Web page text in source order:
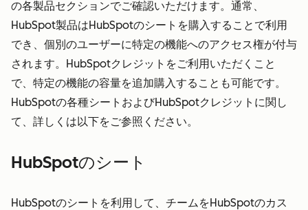
の各製品セクションでご確認いただけます。通常、
HubSpot製品はHubSpotのシートを購入することで利用
でき、個別のユーザーに特定の機能へのアクセス権が付与
されます。HubSpotクレジットをご利用いただくこと
で、特定の機能の容量を追加購入することも可能です。
HubSpotの各種シートおよびHubSpotクレジットに関し
て、詳しくは以下をご参照ください。
HubSpotのシート
HubSpotのシートを利用して、チームをHubSpotのカス